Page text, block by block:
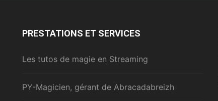
PRESTATIONS ET SERVICES
Les tutos de magie en Streaming
PY-Magicien, gérant de Abracadabreizh